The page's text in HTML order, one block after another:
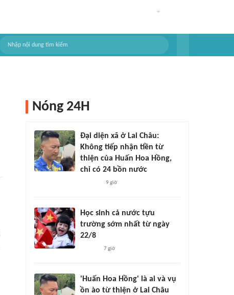
Nóng 24H
Đại diện xã ở Lai Châu:
Không tiếp nhận tiền từ
thiện của Huấn Hoa Hồng,
chỉ có 24 bồn nước
9 giờ
Học sinh cả nước tựu
trường sớm nhất từ ngày
22/8
7 giờ
'Huấn Hoa Hồng' là ai và vụ
ồn ào từ thiện ở Lai Châu